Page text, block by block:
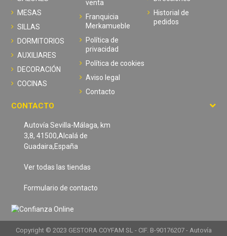
MESAS
SILLAS
DORMITORIOS
AUXILIARES
DECORACIÓN
COCINAS
venta
Franquicia
Merkamueble
Política de
privacidad
Política de cookies
Aviso legal
Contacto
Historial de
pedidos
CONTACTO
Autovía Sevilla-Málaga, km
3,8, 41500,Alcalá de
Guadaira,España
Ver todas las tiendas
Formulario de contacto
Copyright © 2023 GESTORA COYFAM SL - CIF. B-90176207 - Autovía